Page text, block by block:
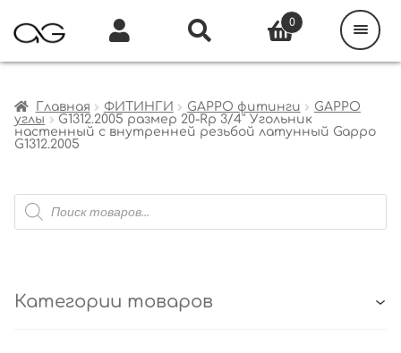
Главная ФИТИНГИ GAPPO фитинги
GAPPO
углы
G1312.2005 размер 20-Rp 3/4″ Угольник
настенный с внутренней резьбой латунный Gappo
G1312.2005
Поиск
товаров
Категории товаров
0